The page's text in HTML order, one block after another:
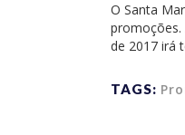
O Santa
promoções.
de 2017 irá
TAGS: